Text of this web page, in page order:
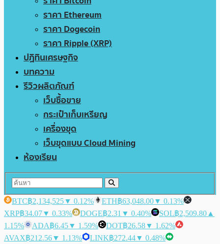
ราคา Ethereum
ราคา Dogecoin
ราคา Ripple (XRP)
ปฏิทินเศรษฐกิจ
บทความ
รีวิวผลิตภัณฑ์
เว็บซื้อขาย
กระเป๋าเก็บเหรียญ
เครื่องขุด
เว็บขุดแบบ Cloud Mining
ห้องเรียน
BTC฿2,134,525▼ 0.12% ETH฿63,048.00▼ 0.13%
XRP฿34.07▼ 0.33% DOGE฿2.31 ▼ 0.40% SOL฿2,509.80 ▲
1.15%
ADA฿6.45▼ 1.59% DOT฿26.58▼ 1.62%
AVAX฿212.56▼ 1.13% LINK฿272.44▼ 0.48%